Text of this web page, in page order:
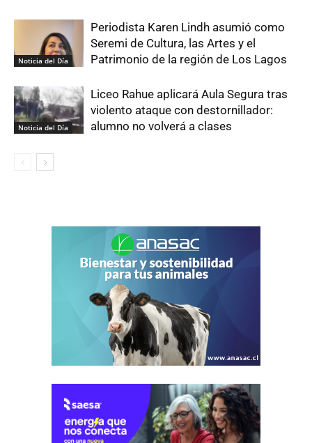
Noticia del Día
Periodista Karen Lindh asumió como
Seremi de Cultura, las Artes y el
Patrimonio de la región de Los Lagos
Noticia del Día
Liceo Rahue aplicará Aula Segura tras
violento ataque con destornillador:
alumno no volverá a clases